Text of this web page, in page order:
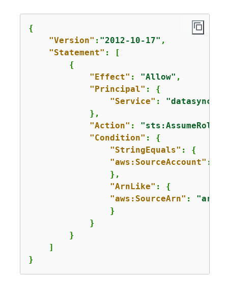
{
"Version" : "2012-10-17" ,
"Statement" : [
{
"Effect" : "Allow" ,
"Principal" : {
"Service" :
            },
"Action" : "sts:AssumeRole"
"Condition" : {
"StringEquals" : {
"aws:SourceAccount" :
                },
"ArnLike" : {
"aws:SourceArn" :
                }
            }
        }
    ]
}